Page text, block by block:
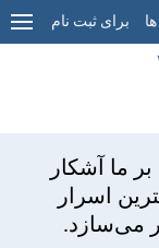
برای ثبت نام
ما آشكار
اسرار
می‌سازد.